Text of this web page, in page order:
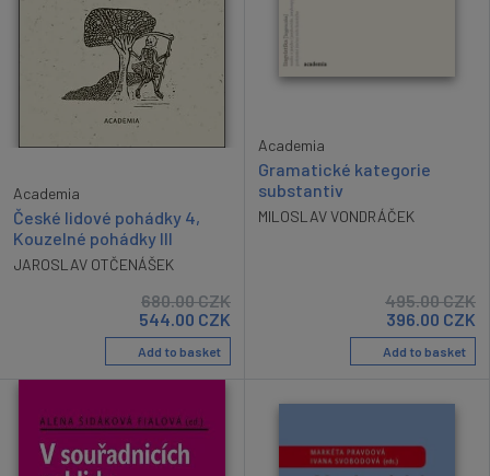
Academia
České lidové pohádky 4,
Kouzelné pohádky III
JAROSLAV OTČENÁŠEK
680.00CZK
544.00 CZK
Add to basket
Academia
Gramatické kategorie
substantiv
MILOSLAV VONDRÁČEK
495.00CZK
396.00 CZK
Add to basket